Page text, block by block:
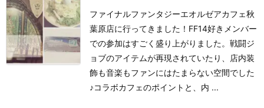
ファイナルファンタジーエオルゼアカフェ秋
葉原店に行ってきました！FF14好きメンバー
での参加はすごく盛り上がりました。戦闘ジ
ョブのアイテムが再現されていたり、店内装
飾も音楽もファンにはたまらない空間でした
♪コラボカフェのポイントと、内 ...